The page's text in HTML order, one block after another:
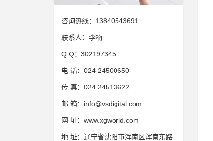
咨询热线： 13840543691
联系人： 李楠
Q Q： 302197345
电 话： 024-24500650
传 真： 024-24513622
邮 箱： info@vsdigital.com
网 址： www.xgworld.com
地 址： 辽宁省沈阳市浑南区浑南东路